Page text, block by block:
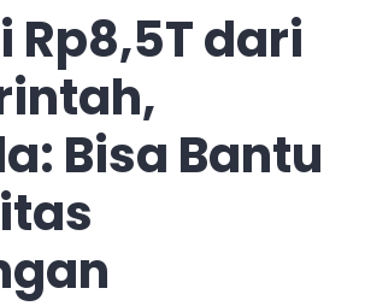
Rp8,5T dari
Bisa Bantu